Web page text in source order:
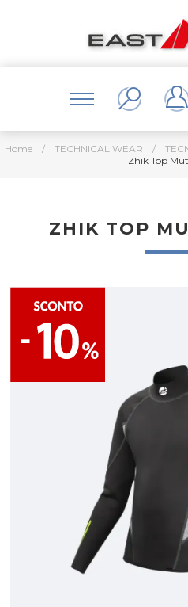
Home / TECHNICAL WEAR /
Zhik Top
ZHIK TOP